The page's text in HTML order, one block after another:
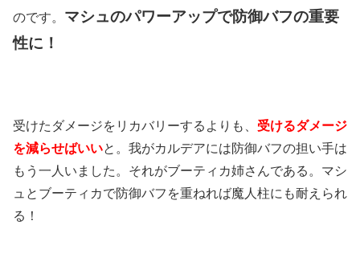
のです。 マシュのパワーアップで防御バフの重要
性に！
受けたダメージをリカバリーするよりも、 受けるダメージ
を減らせばいいと。我がカルデアには防御バフの担い手は
もう一人いました。それがブーティカ姉さんである。マシ
ュとブーティカで防御バフを重ねれば魔人柱にも耐えられ
る！